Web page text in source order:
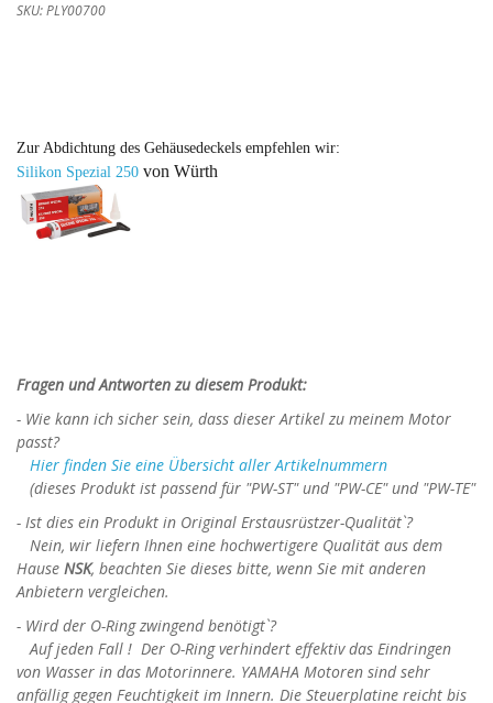
SKU: PLY00700
Zur Abdichtung des Gehäusedeckels empfehlen wir:
Silikon Spezial 250 von Würth
Fragen und Antworten zu diesem Produkt:
- Wie kann ich sicher sein, dass dieser Artikel zu meinem Motor
passt?
Hier finden Sie eine Übersicht aller Artikelnummern
(dieses Produkt ist passend für "PW-ST" und "PW-CE" und "PW-TE"
- Ist dies ein Produkt in Original Erstausrüstzer-Qualität`?
Nein, wir liefern Ihnen eine hochwertigere Qualität aus dem
Hause NSK, beachten Sie dieses bitte, wenn Sie mit anderen
Anbietern vergleichen.
- Wird der O-Ring zwingend benötigt`?
Auf jeden Fall ! Der O-Ring verhindert effektiv das Eindringen
von Wasser in das Motorinnere. YAMAHA Motoren sind sehr
anfällig gegen Feuchtigkeit im Innern. Die Steuerplatine reicht bis